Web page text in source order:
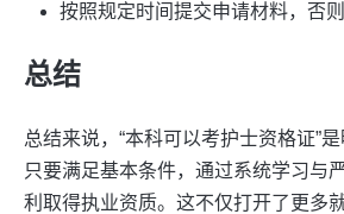
按照规定时间提交申请材料，否
总结
总结来说，“本科可以考护士资格证”是
只要满足基本条件，通过系统学习与
利取得执业资质。这不仅打开了更多